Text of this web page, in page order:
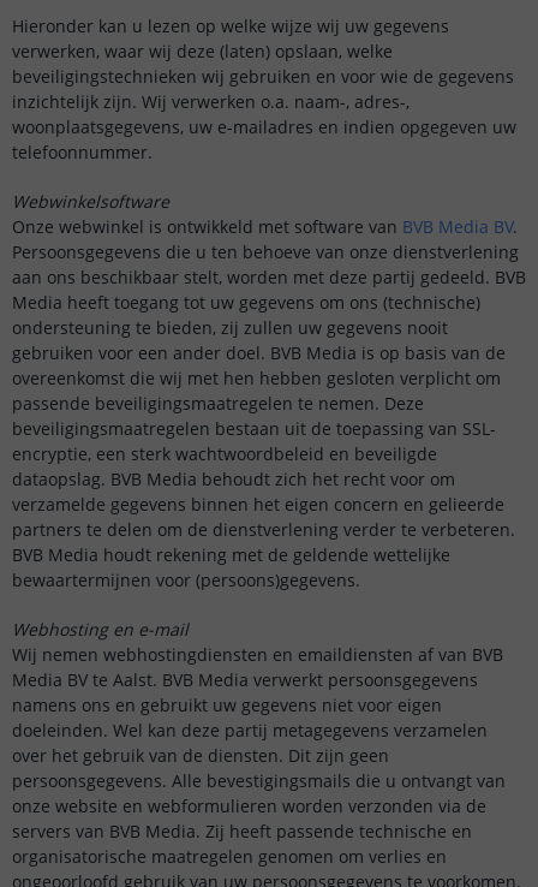
Hieronder kan u lezen op welke wijze wij uw gegevens
verwerken, waar wij deze (laten) opslaan, welke
beveiligingstechnieken wij gebruiken en voor wie de gegevens
inzichtelijk zijn. Wij verwerken o.a. naam-, adres-,
woonplaatsgegevens, uw e-mailadres en indien opgegeven uw
telefoonnummer.
Webwinkelsoftware
Onze webwinkel is ontwikkeld met software van BVB Media BV.
Persoonsgegevens die u ten behoeve van onze dienstverlening
aan ons beschikbaar stelt, worden met deze partij gedeeld. BVB
Media heeft toegang tot uw gegevens om ons (technische)
ondersteuning te bieden, zij zullen uw gegevens nooit
gebruiken voor een ander doel. BVB Media is op basis van de
overeenkomst die wij met hen hebben gesloten verplicht om
passende beveiligingsmaatregelen te nemen. Deze
beveiligingsmaatregelen bestaan uit de toepassing van SSL-
encryptie, een sterk wachtwoordbeleid en beveiligde
dataopslag. BVB Media behoudt zich het recht voor om
verzamelde gegevens binnen het eigen concern en gelieerde
partners te delen om de dienstverlening verder te verbeteren.
BVB Media houdt rekening met de geldende wettelijke
bewaartermijnen voor (persoons)gegevens.
Webhosting en e-mail
Wij nemen webhostingdiensten en emaildiensten af van BVB
Media BV te Aalst. BVB Media verwerkt persoonsgegevens
namens ons en gebruikt uw gegevens niet voor eigen
doeleinden. Wel kan deze partij metagegevens verzamelen
over het gebruik van de diensten. Dit zijn geen
persoonsgegevens. Alle bevestigingsmails die u ontvangt van
onze website en webformulieren worden verzonden via de
servers van BVB Media. Zij heeft passende technische en
organisatorische maatregelen genomen om verlies en
ongeoorloofd gebruik van uw persoonsgegevens te voorkomen.